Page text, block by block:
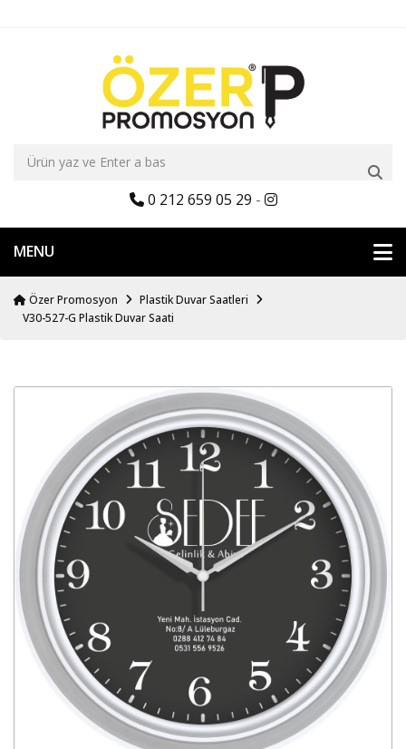
0 212 659 05 29 -
MENU
Özer Promosyon
Plastik Duvar Saatleri
V30-527-G Plastik Duvar Saati